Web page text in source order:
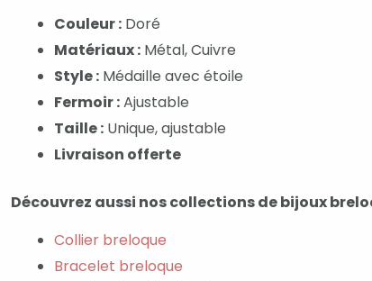
Couleur : Doré
Matériaux : Métal, Cuivre
Style : Médaille avec étoile
Fermoir :Ajustable
Taille : Unique, ajustable
Livraison offerte
Découvrez aussi nos collections de bijoux
Collier breloque
Bracelet breloque